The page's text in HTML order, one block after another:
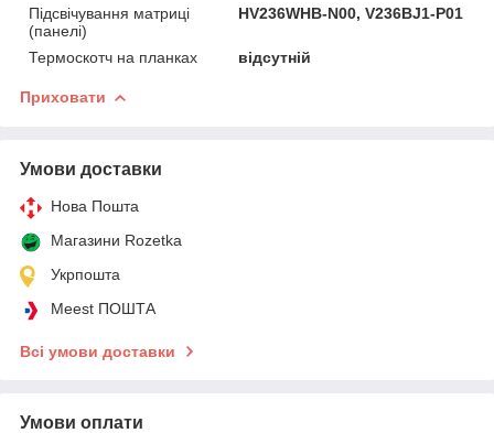
Підсвічування матриці
(панелі)
HV236WHB-N00, V236BJ1-P01
Термоскотч на планках відсутній
Приховати
Умови доставки
Нова Пошта
Магазини Rozetka
Укрпошта
Meest ПОШТА
Всі умови доставки
Умови оплати